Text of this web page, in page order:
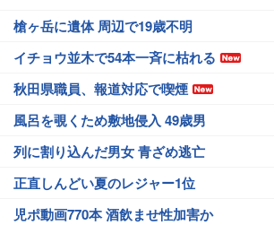
槍ヶ岳に遺体 周辺で19歳不明
イチョウ並木で54本一斉に枯れる
秋田県職員、報道対応で喫煙
風呂を覗くため敷地侵入 49歳男
列に割り込んだ男女 青ざめ逃亡
正直しんどい夏のレジャー1位
児ポ動画770本 酒飲ませ性加害か